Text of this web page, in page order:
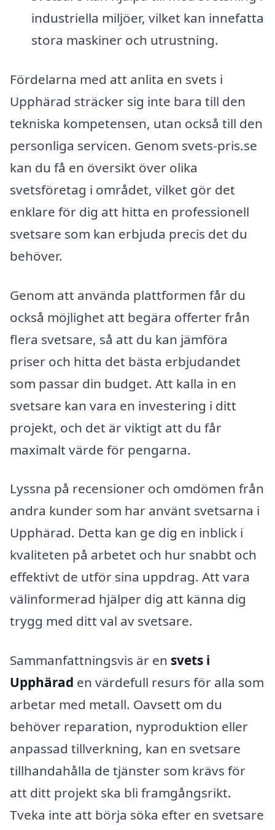
industriella miljöer, vilket kan innefatta
stora maskiner och utrustning.
Fördelarna med att anlita en svets i
Upphärad sträcker sig inte bara till den
tekniska kompetensen, utan också till den
personliga servicen. Genom svets-pris.se
kan du få en översikt över olika
svetsföretag i området, vilket gör det
enklare för dig att hitta en professionell
svetsare som kan erbjuda precis det du
behöver.
Genom att använda plattformen får du
också möjlighet att begära offerter från
flera svetsare, så att du kan jämföra
priser och hitta det bästa erbjudandet
som passar din budget. Att kalla in en
svetsare kan vara en investering i ditt
projekt, och det är viktigt att du får
maximalt värde för pengarna.
Lyssna på recensioner och omdömen från
andra kunder som har använt svetsarna i
Upphärad. Detta kan ge dig en inblick i
kvaliteten på arbetet och hur snabbt och
effektivt de utför sina uppdrag. Att vara
välinformerad hjälper dig att känna dig
trygg med ditt val av svetsare.
Sammanfattningsvis är en svets i
Upphärad en värdefull resurs för alla som
arbetar med metall. Oavsett om du
behöver reparation, nyproduktion eller
anpassad tillverkning, kan en svetsare
tillhandahålla de tjänster som krävs för
att ditt projekt ska bli framgångsrikt.
Tveka inte att börja söka efter en svetsare